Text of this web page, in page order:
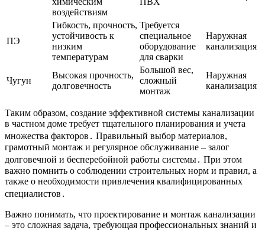
воздействиям
ПЭ
Гибкость, прочность,
устойчивость к
низким
температурам
Требуется
специальное
оборудование
для сварки
Наружная
канализация
Чугун
Высокая прочность,
долговечность
Большой вес,
сложный
монтаж
Наружная
канализация
Таким образом, создание эффективной системы канализации
в частном доме требует тщательного планирования и учета
множества факторов․ Правильный выбор материалов,
грамотный монтаж и регулярное обслуживание – залог
долговечной и бесперебойной работы системы․ При этом
важно помнить о соблюдении строительных норм и правил, а
также о необходимости привлечения квалифицированных
специалистов․
Важно понимать, что проектирование и монтаж канализации
– это сложная задача, требующая профессиональных знаний и